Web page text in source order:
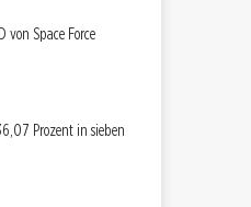
von Space Force
Prozent in sieben